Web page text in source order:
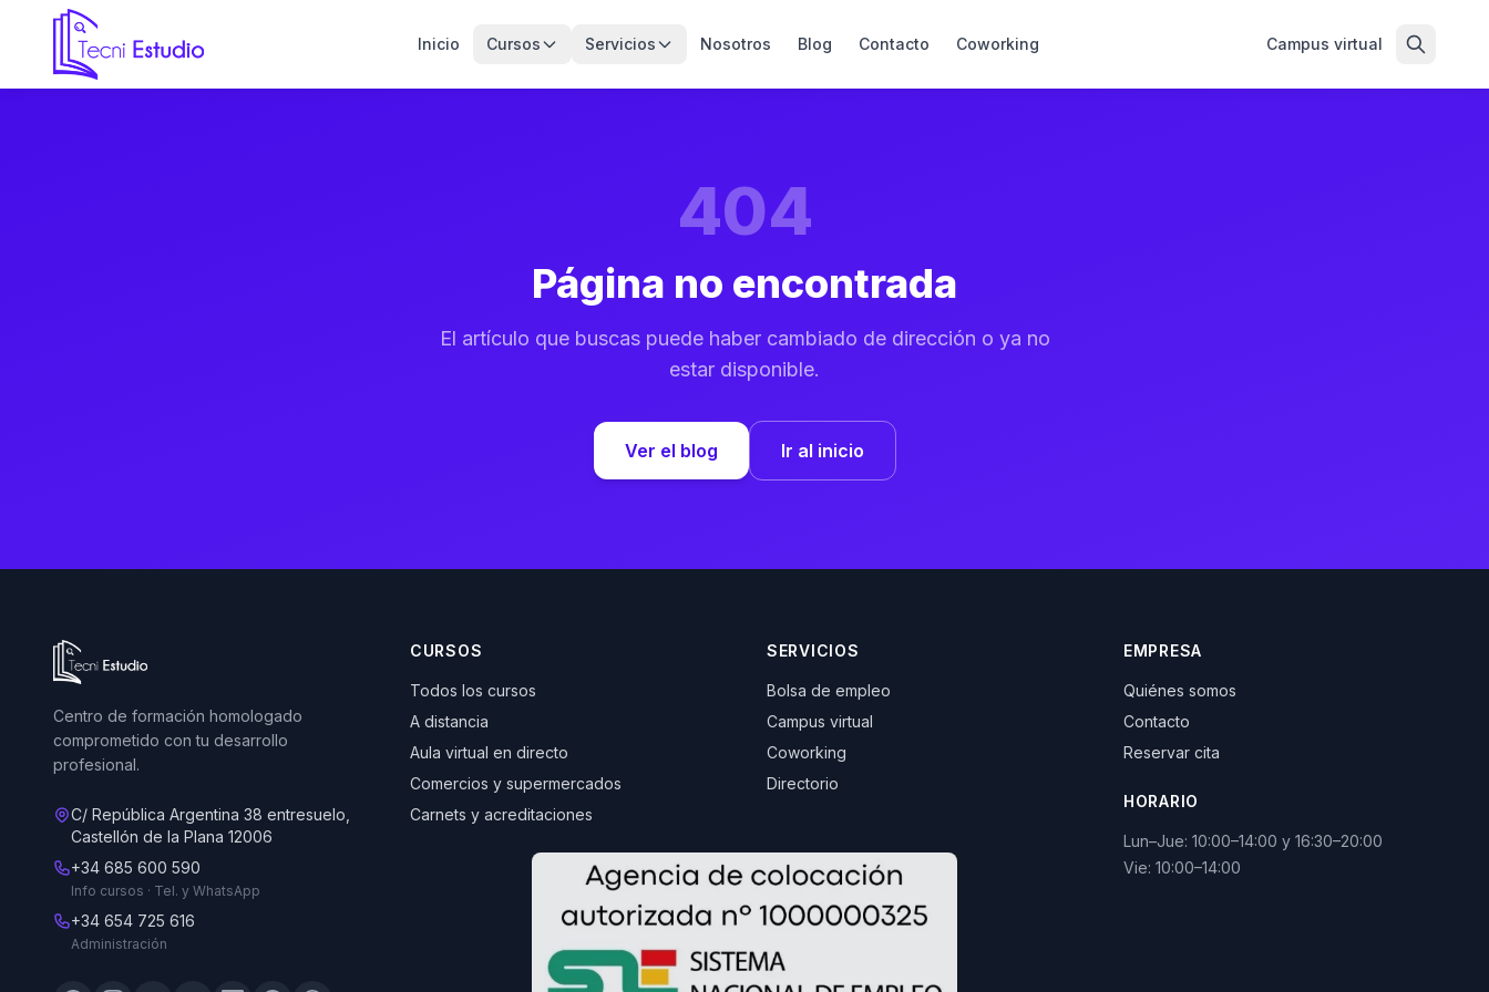
Ir a la página de inicio de Tecni Estudio
Inicio Cursos Servicios Nosotros Blog Contacto Coworking Campus virtual
404
Página no encontrada
El artículo que buscas puede haber cambiado de dirección o ya no
estar disponible.
Ver el blog Ir al inicio
Ir a la página de inicio de Tecni Estudio
Centro de formación homologado
comprometido con tu desarrollo
profesional.
C/ República Argentina 38 entresuelo,
Castellón de la Plana 12006
+34 685 600 590
Info cursos · Tel. y WhatsApp
+34 654 725 616
Administración
CURSOS
Todos los cursos
A distancia
Aula virtual en directo
Comercios y supermercados
Carnets y acreditaciones
SERVICIOS
Bolsa de empleo
Campus virtual
Coworking
Directorio
EMPRESA
Quiénes somos
Contacto
Reservar cita
HORARIO
Lun–Jue: 10:00–14:00 y 16:30–20:00
Vie: 10:00–14:00